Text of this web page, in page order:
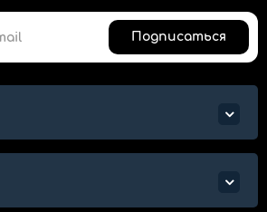
Подписаться